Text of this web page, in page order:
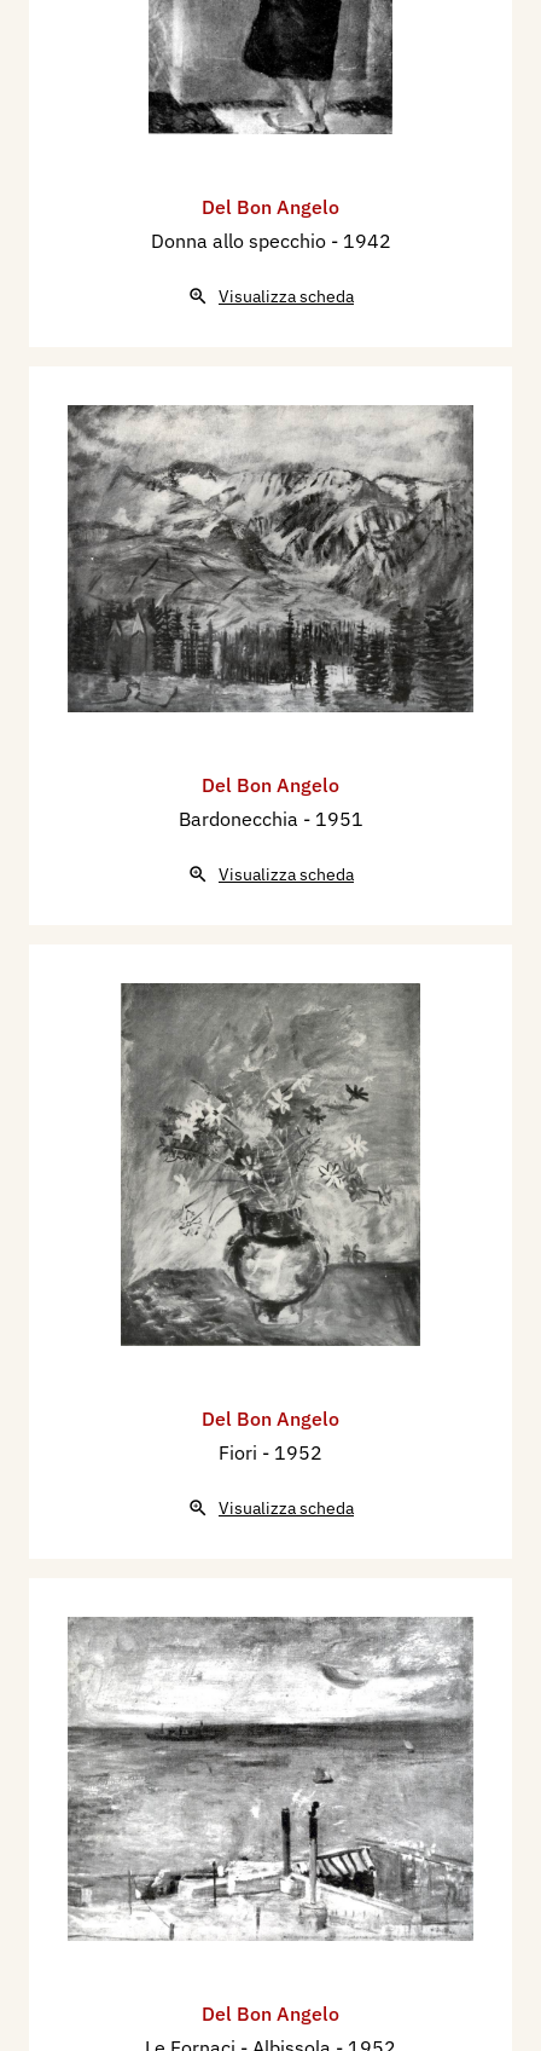
Del Bon Angelo
Donna allo specchio - 1942
Visualizza scheda
Del Bon Angelo
Bardonecchia - 1951
Visualizza scheda
Del Bon Angelo
Fiori - 1952
Visualizza scheda
Del Bon Angelo